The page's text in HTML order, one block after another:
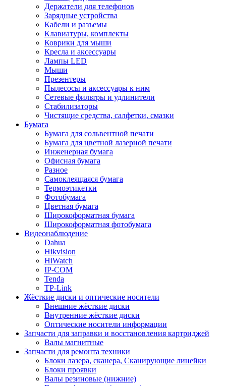
Держатели для телефонов
Зарядные устройства
Кабели и разъемы
Клавиатуры, комплекты
Коврики для мыши
Кресла и аксессуары
Лампы LED
Мыши
Презентеры
Пылесосы и аксессуары к ним
Сетевые фильтры и удлинители
Стабилизаторы
Чистящие средства, салфетки, смазки
Бумага
Бумага для сольвентной печати
Бумага для цветной лазерной печати
Инженерная бумага
Офисная бумага
Разное
Самоклеящаяся бумага
Термоэтикетки
Фотобумага
Цветная бумага
Широкоформатная бумага
Широкоформатная фотобумага
Видеонаблюдение
Dahua
Hikvision
HiWatch
IP-COM
Tenda
TP-Link
Жёсткие диски и оптические носители
Внешние жёсткие диски
Внутренние жёсткие диски
Оптические носители информации
Запчасти для заправки и восстановления картриджей
Валы магнитные
Запчасти для ремонта техники
Блоки лазера, сканера, Сканирующие линейки
Блоки проявки
Валы резиновые (нижние)